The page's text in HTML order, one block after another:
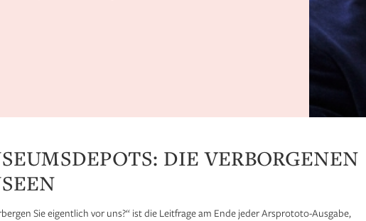
DIE VERBORGENEN
Sie eigentlich vor uns?“ ist die Leitfrage am Ende jeder Arsprototo-Ausgabe,